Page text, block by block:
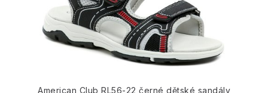
American Club RL56-22 černé dětské sandály